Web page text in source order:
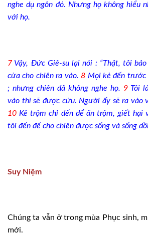
nghe dụ ngôn đó. Nhưng họ không hiểu
với họ.
7 Vậy, Đức Giê-su lại nói : “Thật, tôi
cửa cho chiên ra vào.8 Mọi kẻ đến
; nhưng chiên đã không nghe họ. 9 Tôi
vào thì sẽ được cứu. Người ấy sẽ ra vào
10 Kẻ trộm chỉ đến để ăn trộm, giết hại
tôi đến để cho chiên được sống và sống
Suy Niệm
Chúng ta vẫn ở trong mùa Phục sinh,
mới.